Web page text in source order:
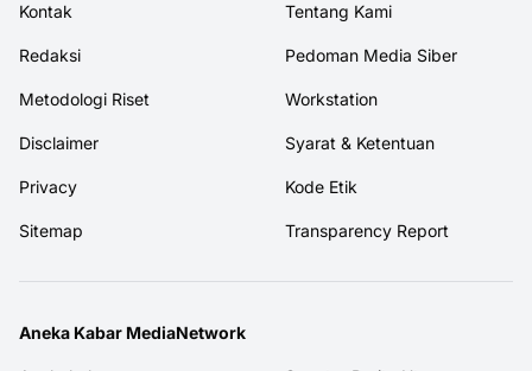
Kontak Tentang Kami
Redaksi Pedoman Media Siber
Metodologi Riset Workstation
Disclaimer Syarat & Ketentuan
Privacy Kode Etik
Sitemap Transparency Report
Aneka Kabar MediaNetwork